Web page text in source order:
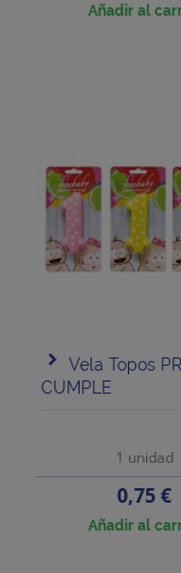
Añadir al
Vela Topos
CUMPLE
1 unidad
Precio
0,75 €
Añadir al